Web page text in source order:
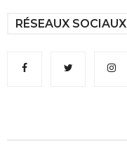
RÉSEAUX SOCIAUX